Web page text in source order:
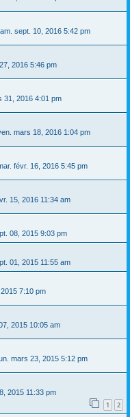
sept. 10, 2016 5:42 pm
2016 5:46 pm
31, 2016 4:01 pm
mars 18, 2016 1:04 pm
févr. 16, 2016 5:45 pm
15, 2016 11:34 am
08, 2015 9:03 pm
01, 2015 11:55 am
7:10 pm
2015 10:05 am
mars 23, 2015 5:12 pm
2015 11:33 pm
1 2